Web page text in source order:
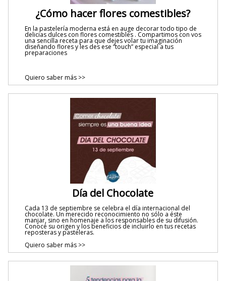
¿Cómo hacer flores comestibles?
En la pastelería moderna está en auge decorar todo tipo de
delicias dulces con flores comestibles . Compartimos con vos
una sencilla receta para que dejes volar tu imaginación
diseñando flores y les des ese “touch” especial a tus
preparaciones
Quiero saber más >>
Día del Chocolate
Cada 13 de septiembre se celebra el día internacional del
chocolate. Un merecido reconocimiento no sólo a éste
manjar, sino en homenaje a los responsables de su difusión.
Conocé su origen y los beneficios de incluirlo en tus recetas
reposteras y pasteleras.
Quiero saber más >>